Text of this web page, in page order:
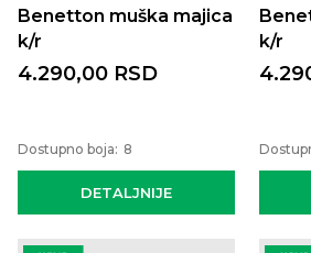
Benetton muška majica
k/r
DETALJNIJE
4.290,00 RSD
Dostupno boja: 8
k/r